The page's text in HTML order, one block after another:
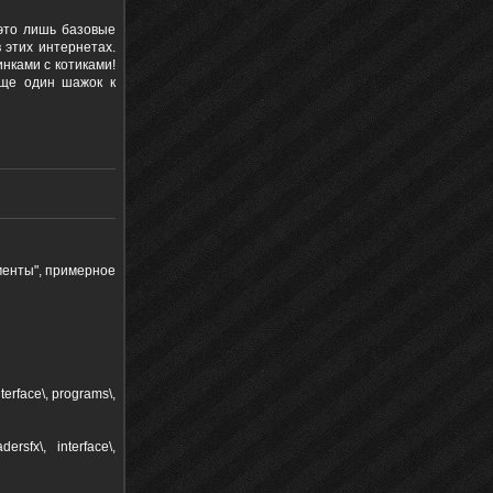
лишь базовые
интернетах.
с котиками!
один шажок к
примерное
programs\,
interface\,